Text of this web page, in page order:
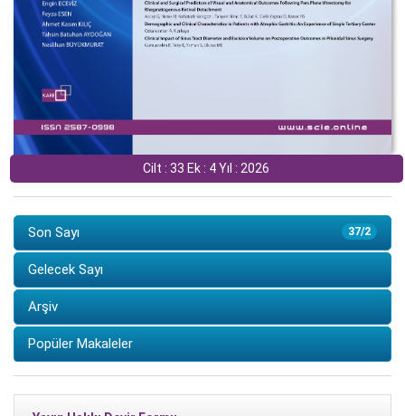
Cilt : 33 Ek : 4 Yıl : 2026
37/2
Son Sayı
Gelecek Sayı
Arşiv
Popüler Makaleler